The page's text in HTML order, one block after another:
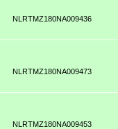
NLRTMZ180NA009436
NLRTMZ180NA009473
NLRTMZ180NA009453